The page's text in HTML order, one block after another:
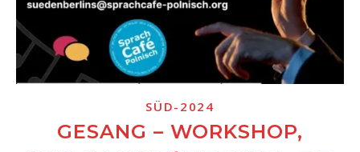
SÜD-2024
GESANG – WORKSHOP,